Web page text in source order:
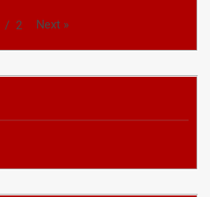
/ 2 Next »